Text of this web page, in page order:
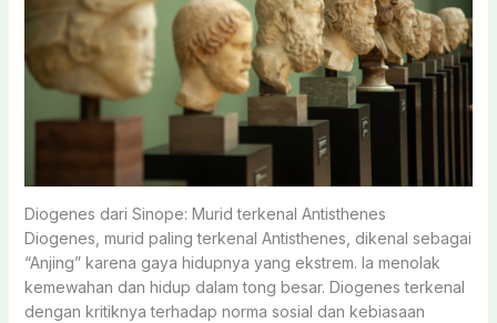
Diogenes dari Sinope: Murid terkenal Antisthenes
Diogenes, murid paling terkenal Antisthenes, dikenal sebagai
“Anjing” karena gaya hidupnya yang ekstrem. Ia menolak
kemewahan dan hidup dalam tong besar. Diogenes terkenal
dengan kritiknya terhadap norma sosial dan kebiasaan